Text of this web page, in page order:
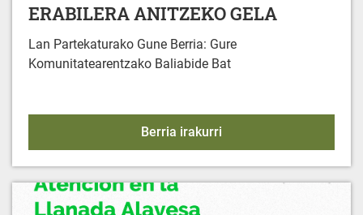
ERABILERA ANITZEKO GELA
Lan Partekaturako Gune Berria: Gure
Komunitatearentzako Baliabide Bat
Berria irakurri